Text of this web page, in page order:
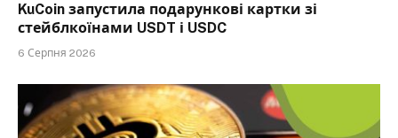
KuCoin запустила подарункові картки зі
стейблкоїнами USDT і USDC
6 Серпня 2026